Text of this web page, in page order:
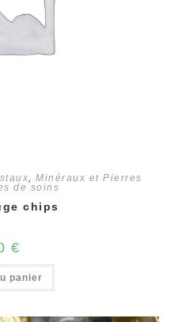
Minéraux et Pierres
de soins
chips
€
panier